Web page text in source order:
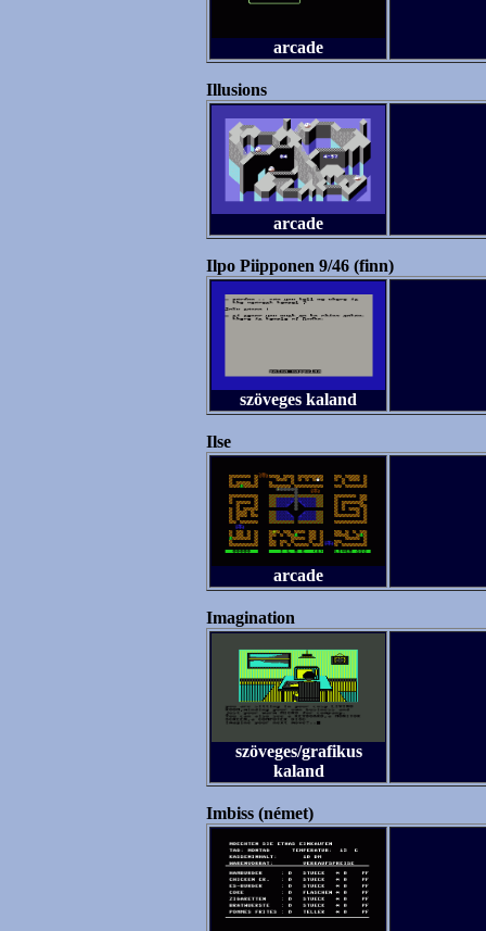
arcade
Illusions
arcade
Ilpo Piipponen 9/46 (finn)
szöveges kaland
Ilse
arcade
Imagination
szöveges/grafikus
kaland
Imbiss (német)